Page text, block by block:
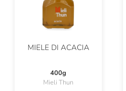
Naturotti
Natursan
Niasca Portofino
Oliveri
MIELE DI ACACIA
400g
Mieli Thun